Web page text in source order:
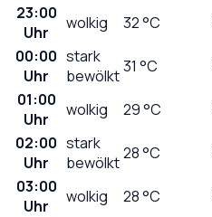
23:00
Uhr
wolkig 32°C
00:00
Uhr
stark
bewölkt31 °C
01:00
Uhr
wolkig 29°C
02:00
Uhr
stark
bewölkt28°C
03:00
Uhr
wolkig 28°C